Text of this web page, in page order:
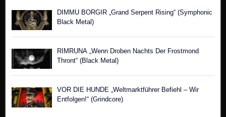
DIMMU BORGIR „Grand Serpent Rising“ (Symphonic
Black Metal)
RIMRUNA „Wenn Droben Nachts Der Frostmond
Thront“ (Black Metal)
VOR DIE HUNDE „Weltmarktführer Befiehl – Wir
Entfolgen!“ (Grindcore)